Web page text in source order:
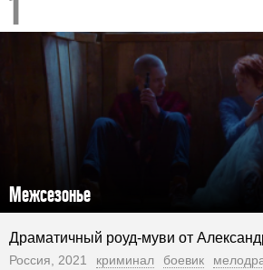
Межсезонье
Драматичный роуд-муви от
Россия, 2021 криминал боевик